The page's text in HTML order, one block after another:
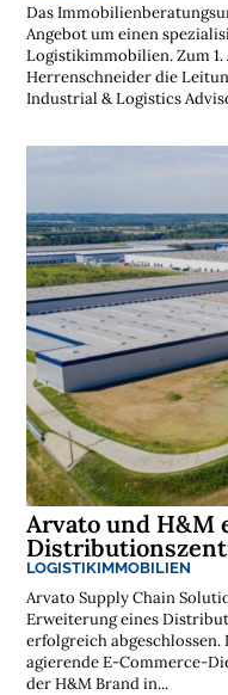
Das
Angebot um einen
Logistikimmobilien. Zum
Herrenschneider die
Industrial & Logistics
Arvato und H&M
LOGISTIKIMMOBILIEN
Arvato Supply Chain
Erweiterung eines
erfolgreich
agierende E-Commerce-
der H&M Brand in...